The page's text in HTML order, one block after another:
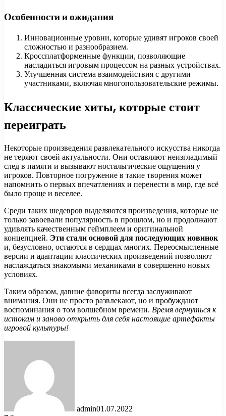
Особенности и ожидания
Инновационные уровни, которые удивят игроков своей
сложностью и разнообразием.
Кроссплатформенные функции, позволяющие
насладиться игровым процессом на разных устройствах.
Улучшенная система взаимодействия с другими
участниками, включая многопользовательские режимы.
Классические хиты, которые стоит
переиграть
Некоторые произведения развлекательного искусства никогда
не теряют своей актуальности. Они оставляют неизгладимый
след в памяти и вызывают ностальгические ощущения у
игроков. Повторное погружение в такие творения может
напомнить о первых впечатлениях и перенести в мир, где всё
было проще и веселее.
Среди таких шедевров выделяются произведения, которые не
только завоевали популярность в прошлом, но и продолжают
удивлять качественным геймплеем и оригинальной
концепцией. Эти стали основой для последующих новинок
и, безусловно, остаются в сердцах многих. Переосмысленные
версии и адаптации классических произведений позволяют
наслаждаться знакомыми механиками в совершенно новых
условиях.
Таким образом, давние фавориты всегда заслуживают
внимания. Они не просто развлекают, но и пробуждают
воспоминания о том волшебном времени. Время вернуться к
истокам и заново открыть для себя настоящие артефакты
игровой культуры!
admin01.07.2022